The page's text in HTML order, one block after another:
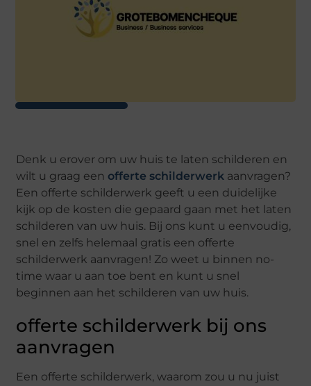
Denk u erover om uw huis te laten schilderen en
wilt u graag eenofferte schilderwerk aanvragen?
Een offerte schilderwerk geeft u een duidelijke
kijk op de kosten die gepaard gaan met het laten
schilderen van uw huis. Bij ons kunt u eenvoudig,
snel en zelfs helemaal gratis een offerte
schilderwerk aanvragen! Zo weet u binnen no-
time waar u aan toe bent en kunt u snel
beginnen aan het schilderen van uw huis.
offerte schilderwerk bij ons
aanvragen
Een offerte schilderwerk, waarom zou u nu juist